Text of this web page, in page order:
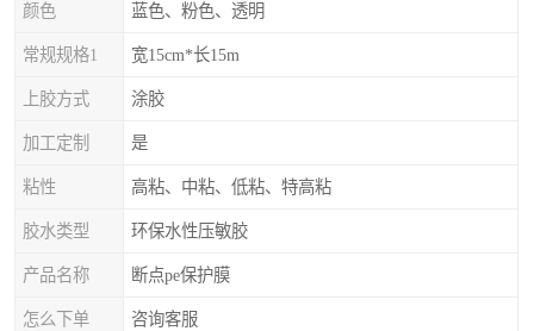
颜色 蓝色、粉色、透明
常规规格1 宽15cm*长15m
上胶方式 涂胶
加工定制 是
粘性 高粘、中粘、低粘、特高粘
胶水类型 环保水性压敏胶
产品名称 断点pe保护膜
怎么下单 咨询客服